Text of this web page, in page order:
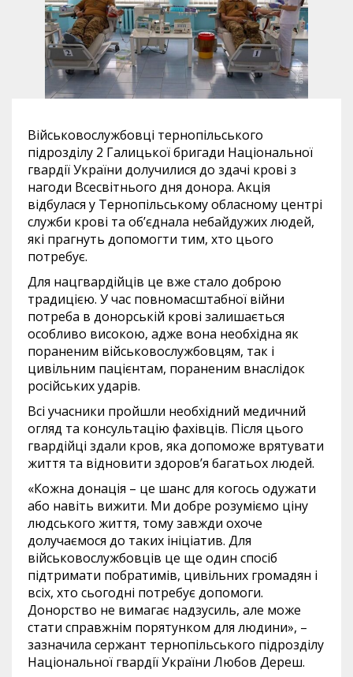
Військовослужбовці тернопільського
підрозділу 2 Галицької бригади Національної
гвардії України долучилися до здачі крові з
нагоди Всесвітнього дня донора. Акція
відбулася у Тернопільському обласному центрі
служби крові та об’єднала небайдужих людей,
які прагнуть допомогти тим, хто цього
потребує.
Для нацгвардійців це вже стало доброю
традицією. У час повномасштабної війни
потреба в донорській крові залишається
особливо високою, адже вона необхідна як
пораненим військовослужбовцям, так і
цивільним пацієнтам, пораненим внаслідок
російських ударів.
Всі учасники пройшли необхідний медичний
огляд та консультацію фахівців. Після цього
гвардійці здали кров, яка допоможе врятувати
життя та відновити здоров’я багатьох людей.
«Кожна донація – це шанс для когось одужати
або навіть вижити. Ми добре розуміємо ціну
людського життя, тому завжди охоче
долучаємося до таких ініціатив. Для
військовослужбовців це ще один спосіб
підтримати побратимів, цивільних громадян і
всіх, хто сьогодні потребує допомоги.
Донорство не вимагає надзусиль, але може
стати справжнім порятунком для людини», –
зазначила сержант тернопільського підрозділу
Національної гвардії України Любов Дереш.